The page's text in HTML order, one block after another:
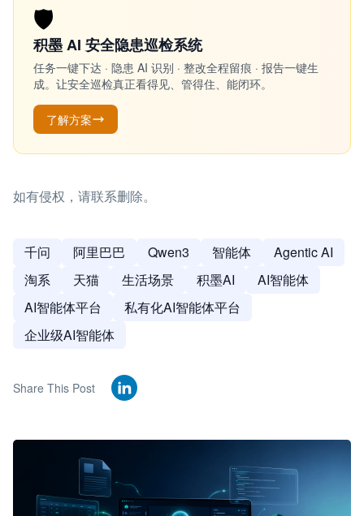
🛡️
积墨 AI 安全隐患巡检系统
任务一键下达 · 隐患 AI 识别 · 整改全程留痕 · 报告一键生
成。让安全巡检真正看得见、管得住、能闭环。
了解方案
如有侵权，请联系删除。
千问 阿里巴巴 Qwen3 智能体
Agentic AI
淘系
天猫 生活场景 积墨AI
AI智能体
AI智能体平台
私有化AI智能体平台
企业级AI智能体
Share This Post